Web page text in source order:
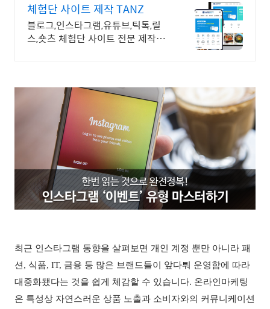
체험단 사이트 제작 TANZ
블로그,인스타그램,유튜브,틱톡,릴
스,숏츠 체험단 사이트 전문 제작
최근 인스타그램 동향을 살펴보면 개인 계정 뿐만 아니라 패
션 , 식품, IT, 금융 등 많은 브랜드들이 앞다퉈 운영함에 따라
대중화됐다는 것을 쉽게 체감할 수 있습니다. 온라인마케팅
은 특성상 자연스러운 상품 노출과 소비자와의 커뮤니케이션